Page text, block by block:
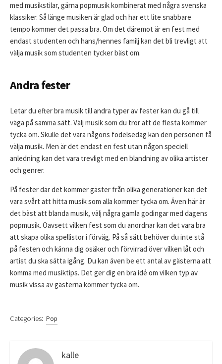
med musikstilar, gärna popmusik kombinerat med några svenska
klassiker. Så länge musiken är glad och har ett lite snabbare
tempo kommer det passa bra. Om det däremot är en fest med
endast studenten och hans/hennes familj kan det bli trevligt att
välja musik som studenten tycker bäst om.
Andra fester
Letar du efter bra musik till andra typer av fester kan du gå till
väga på samma sätt. Välj musik som du tror att de flesta kommer
tycka om. Skulle det vara någons födelsedag kan den personen få
välja musik. Men är det endast en fest utan någon speciell
anledning kan det vara trevligt med en blandning av olika artister
och genrer.
På fester där det kommer gäster från olika generationer kan det
vara svårt att hitta musik som alla kommer tycka om. Även här är
det bäst att blanda musik, välj några gamla godingar med dagens
popmusik. Oavsett vilken fest som du anordnar kan det vara bra
att skapa olika spellistor i förväg. På så sätt behöver du inte stå
på festen och känna dig osäker och förvirrad över vilken låt och
artist du ska sätta igång. Du kan även be ett antal av gästerna att
komma med musiktips. Det ger dig en bra idé om vilken typ av
musik vissa av gästerna kommer tycka om.
Categories: Pop
kalle